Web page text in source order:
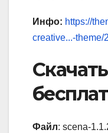
Инфо: https://
creative...-theme/
Файл: scena-